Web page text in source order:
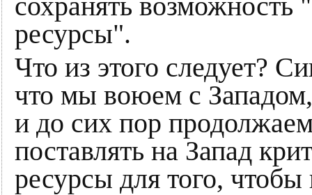
сохранять возможность
ресурсы".
Что из этого следует?
что мы воюем с
и до сих пор
поставлять на Запад
ресурсы для того, чтобы